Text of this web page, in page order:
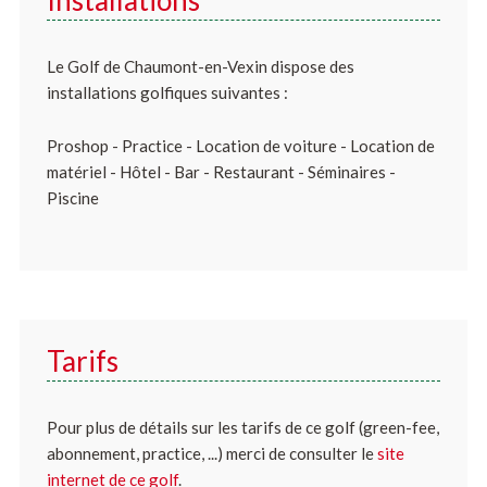
Le Golf de Chaumont-en-Vexin dispose des
installations golfiques suivantes :
Proshop - Practice - Location de voiture - Location de
matériel - Hôtel - Bar - Restaurant - Séminaires -
Piscine
Tarifs
Pour plus de détails sur les tarifs de ce golf (green-fee,
abonnement, practice, ...) merci de consulter lesite
internet de ce golf.